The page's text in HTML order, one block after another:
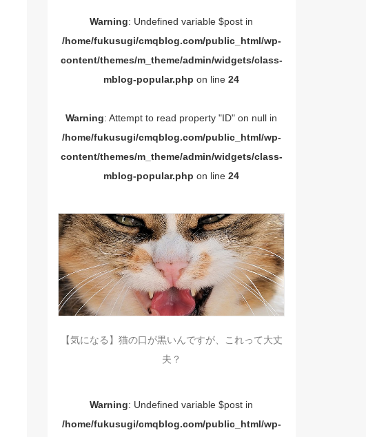
Warning: Undefined variable $post in
/home/fukusugi/cmqblog.com/public_html/wp-
content/themes/m_theme/admin/widgets/class-
mblog-popular.php on line24
Warning: Attempt to read property "ID" on null in
/home/fukusugi/cmqblog.com/public_html/wp-
content/themes/m_theme/admin/widgets/class-
mblog-popular.php on line24
【気になる】猫の口が黒いんですが、これって大丈
夫？
Warning: Undefined variable $post in
/home/fukusugi/cmqblog.com/public_html/wp-